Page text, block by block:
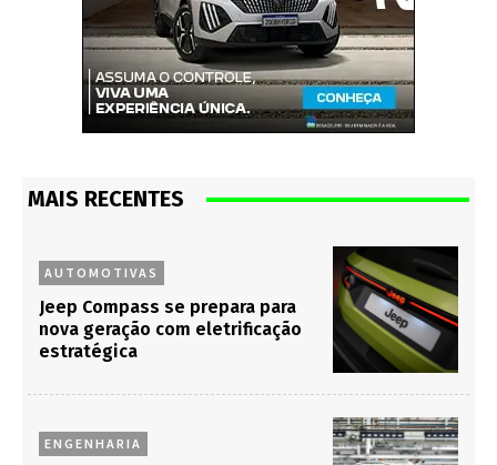
MAIS RECENTES
AUTOMOTIVAS
Jeep Compass se prepara para
nova geração com eletrificação
estratégica
ENGENHARIA